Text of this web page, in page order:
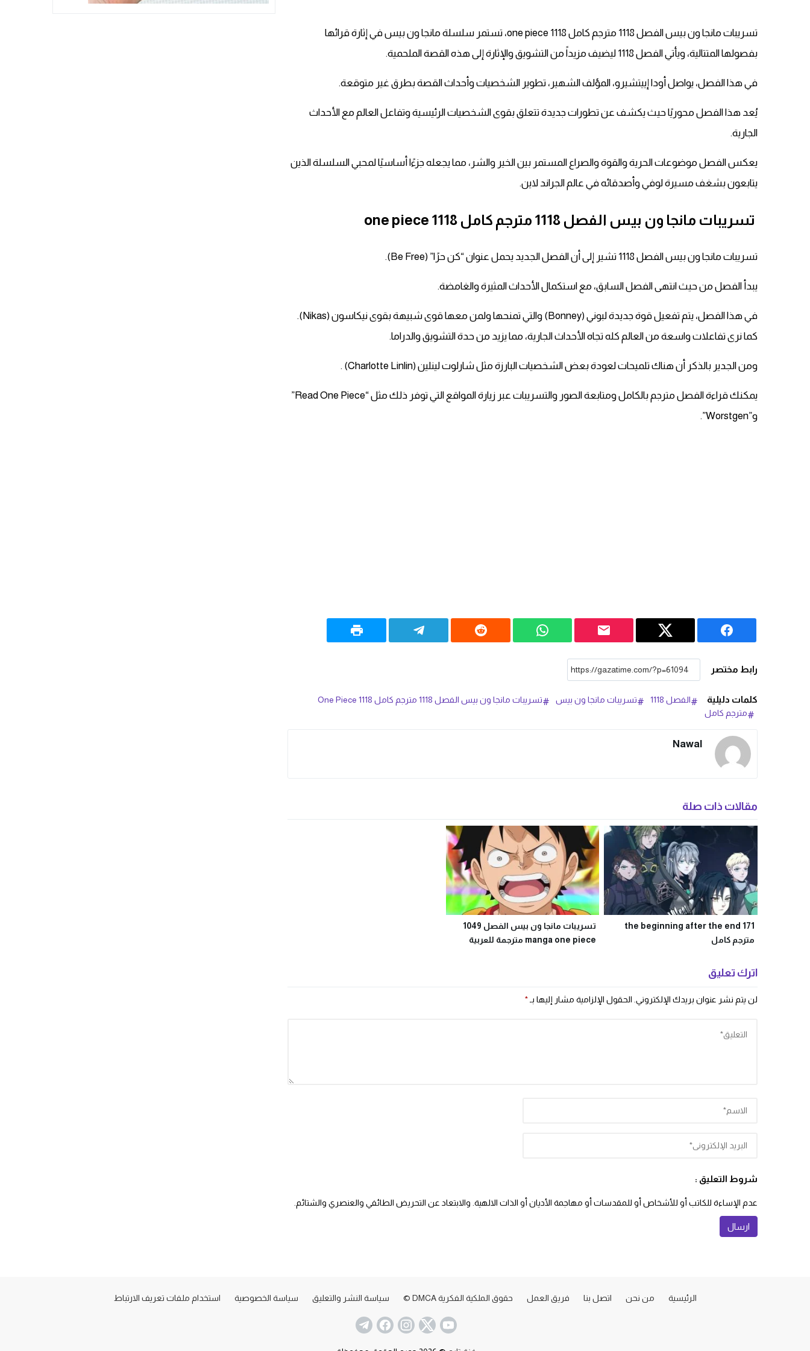
تسريبات مانجا ون بيس الفصل 1118 مترجم كامل 1118 one piece، تستمر سلسلة مانجا ون بيس في إثارة قرائها
بفصولها المتتالية، ويأتي الفصل 1118 ليضيف مزيداً من التشويق والإثارة إلى هذه القصة الملحمية.
في هذا الفصل، يواصل أودا إييتشيرو، المؤلف الشهير، تطوير الشخصيات وأحداث القصة بطرق غير متوقعة.
يُعد هذا الفصل محوريًا حيث يكشف عن تطورات جديدة تتعلق بقوى الشخصيات الرئيسية وتفاعل العالم مع الأحداث
الجارية.
يعكس الفصل موضوعات الحرية والقوة والصراع المستمر بين الخير والشر، مما يجعله جزءًا أساسيًا لمحبي السلسلة الذين
يتابعون بشغف مسيرة لوفي وأصدقائه في عالم الجراند لاين.
تسريبات مانجا ون بيس الفصل 1118 مترجم كامل 1118 one piece
تسريبات مانجا ون بيس الفصل 1118 تشير إلى أن الفصل الجديد يحمل عنوان “كن حرًا” (Be Free).
يبدأ الفصل من حيث انتهى الفصل السابق، مع استكمال الأحداث المثيرة والغامضة.
في هذا الفصل، يتم تفعيل قوة جديدة لبوني (Bonney) والتي تمنحها ولمن معها قوى شبيهة بقوى نيكاسون (Nikas).
كما نرى تفاعلات واسعة من العالم كله تجاه الأحداث الجارية، مما يزيد من حدة التشويق والدراما.
ومن الجدير بالذكر أن هناك تلميحات لعودة بعض الشخصيات البارزة مثل شارلوت لينلين (Charlotte Linlin) .
يمكنك قراءة الفصل مترجم بالكامل ومتابعة الصور والتسريبات عبر زيارة المواقع التي توفر ذلك مثل “Read One Piece”
و”Worstgen”.
رابط مختصر
كلمات دليلية الفصل 1118 تسريبات مانجا ون بيس
تسريبات مانجا ون بيس الفصل 1118 مترجم كامل 1118 One Piece
مترجم كامل
Nawal
مقالات ذات صلة
the beginning after the end 171
مترجم كامل
تسريبات مانجا ون بيس الفصل 1049
manga one piece مترجمة للعربية
اترك تعليق
لن يتم نشر عنوان بريدك الإلكتروني. الحقول الإلزامية مشار إليها بـ *
شروط التعليق :
عدم الإساءة للكاتب أو للأشخاص أو للمقدسات أو مهاجمة الأديان أو الذات الالهية. والابتعاد عن التحريض الطائفي والعنصري والشتائم.
الرئيسية من نحن اتصل بنا فريق العمل حقوق الملكية الفكرية DMCA © سياسة النشر والتعليق سياسة الخصوصية استخدام ملفات تعريف الارتباط